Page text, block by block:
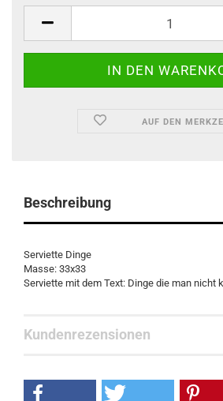
AUF DEN
Beschreibung
Serviette Dinge
Masse: 33x33
Serviette mit dem Text: Dinge die man nicht
Kundenrezensionen